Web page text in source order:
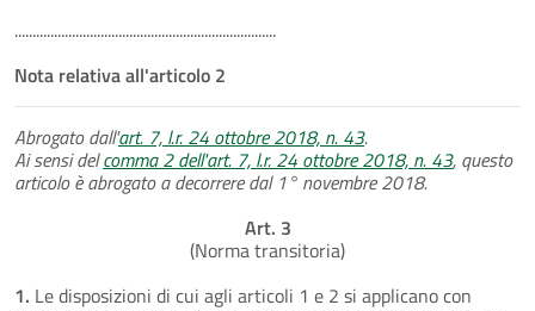
.........................................................................
Nota relativa all'articolo 2
Abrogato dall'art. 7, l.r. 24 ottobre 2018, n. 43.
Ai sensi delcomma 2 dell'art. 7, l.r. 24 ottobre 2018, n. 43, questo
articolo è abrogato a decorrere dal 1° novembre 2018.
Art. 3
(Norma transitoria)
1. Le disposizioni di cui agli articoli 1 e 2 si applicano con